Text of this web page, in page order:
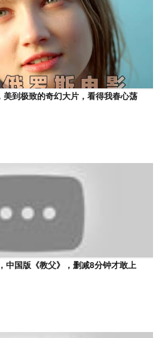
美到极致的奇幻大片，看得我春心荡
中国版《教父》，删减8分钟才敢上